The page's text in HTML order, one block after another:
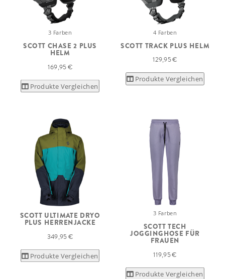
3 Farben
SCOTT CHASE 2 PLUS
HELM
169,95 €
Produkte Vergleichen
4 Farben
SCOTT TRACK PLUS HELM
129,95 €
Produkte Vergleichen
SCOTT ULTIMATE DRYO
PLUS HERRENJACKE
349,95 €
Produkte Vergleichen
3 Farben
SCOTT TECH
JOGGINGHOSE FÜR
FRAUEN
119,95 €
Produkte Vergleichen